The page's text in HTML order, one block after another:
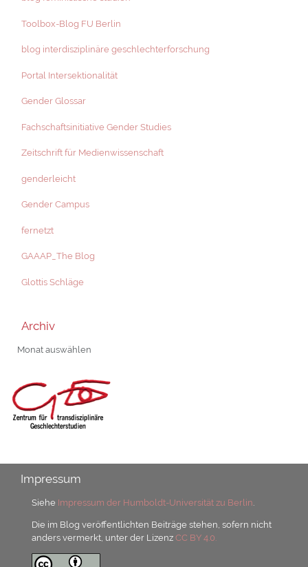
Toolbox-Blog FU Berlin
blog interdisziplinäre geschlechterforschung
Portal Intersektionalität
Gender Glossar
Fachschaftsinitiative Gender Studies
Zeitschrift für Medienwissenschaft
genderleicht
Gender Campus
fernetzt
GAAAP_The Blog
Glottis Schläge
Archiv
Archiv
Impressum
Siehe Impressum der Humboldt-Universität zu Berlin.
Die im Blog veröffentlichten Beiträge stehen, sofern nicht
anders vermerkt, unter der LizenzCC BY 4.0.